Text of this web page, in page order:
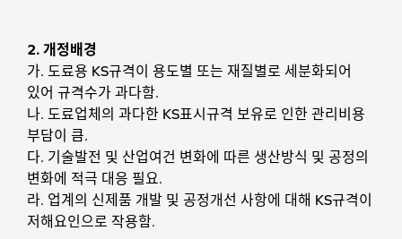
2. 개정배경
가. 도료용 KS규격이 용도별 또는 재질별로 세분화되어
있어 규격수가 과다함.
나. 도료업체의 과다한 KS표시규격 보유로 인한 관리비용
부담이 큼.
다. 기술발전 및 산업여건 변화에 따른 생산방식 및 공정의
변화에 적극 대응 필요.
라. 업계의 신제품 개발 및 공정개선 사항에 대해 KS규격이
저해요인으로 작용함.